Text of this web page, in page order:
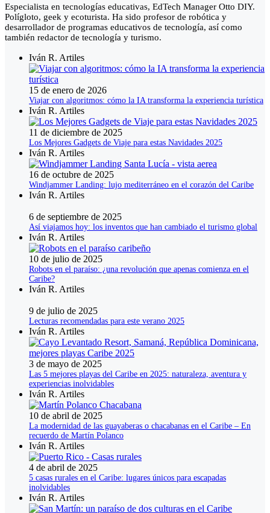
Especialista en tecnologías educativas, EdTech Manager Otto DIY.
Polígloto, geek y ecoturista. Ha sido profesor de robótica y
desarrollador de programas educativos de tecnología, así como
también redactor de tecnología y turismo.
Iván R. Artiles
15 de enero de 2026
Viajar con algoritmos: cómo la IA transforma la experiencia turística
Iván R. Artiles
11 de diciembre de 2025
Los Mejores Gadgets de Viaje para estas Navidades 2025
Iván R. Artiles
16 de octubre de 2025
Windjammer Landing: lujo mediterráneo en el corazón del Caribe
Iván R. Artiles
6 de septiembre de 2025
Así viajamos hoy: los inventos que han cambiado el turismo global
Iván R. Artiles
10 de julio de 2025
Robots en el paraíso: ¿una revolución que apenas comienza en el
Caribe?
Iván R. Artiles
9 de julio de 2025
Lecturas recomendadas para este verano 2025
Iván R. Artiles
3 de mayo de 2025
Las 5 mejores playas del Caribe en 2025: naturaleza, aventura y
experiencias inolvidables
Iván R. Artiles
10 de abril de 2025
La modernidad de las guayaberas o chacabanas en el Caribe – En
recuerdo de Martín Polanco
Iván R. Artiles
4 de abril de 2025
5 casas rurales en el Caribe: lugares únicos para escapadas
inolvidables
Iván R. Artiles